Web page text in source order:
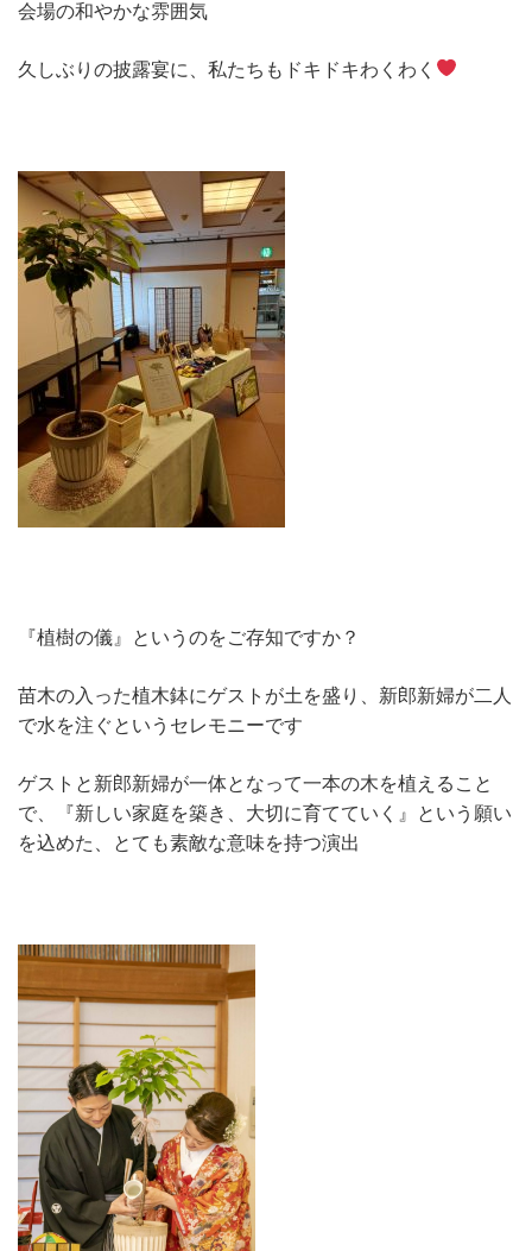
会場の和やかな雰囲気
久しぶりの披露宴に、私たちもドキドキわくわく
『植樹の儀』というのをご存知ですか？
苗木の入った植木鉢にゲストが土を盛り、新郎新婦が二人
で水を注ぐというセレモニーです
ゲストと新郎新婦が一体となって一本の木を植えること
で、『新しい家庭を築き、大切に育てていく』という願い
を込めた、とても素敵な意味を持つ演出